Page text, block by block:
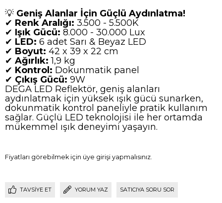
💡 Geniş Alanlar İçin Güçlü Aydınlatma!
✔ Renk Aralığı: 3.500 - 5.500K
✔ Işık Gücü: 8.000 - 30.000 Lux
✔ LED: 6 adet Sarı & Beyaz LED
✔ Boyut: 42 x 39 x 22 cm
✔ Ağırlık: 1,9 kg
✔ Kontrol: Dokunmatik panel
✔ Çıkış Gücü: 9W
DEGA LED Reflektör, geniş alanları
aydınlatmak için yüksek ışık gücü sunarken,
dokunmatik kontrol paneliyle pratik kullanım
sağlar. Güçlü LED teknolojisi ile her ortamda
mükemmel ışık deneyimi yaşayın.
Fiyatları görebilmek için üye girişi yapmalısınız.
TAVSIYE ET YORUM YAZ SATICIYA SORU SOR